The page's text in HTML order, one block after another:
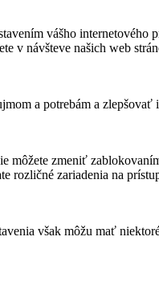
vášho
v návšteve našich web
a potrebám a zlepšovať
môžete zmeniť
zariadenia na
však môžu mať